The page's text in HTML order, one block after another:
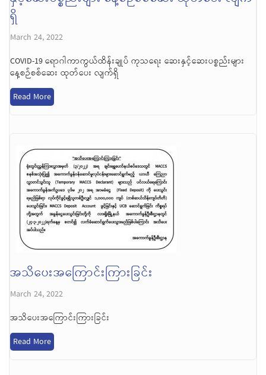
ရှိ
March 24, 2022
COVID-19 ရောဂါကာကွယ်ထိန်းချုပ် ကုသရေး ဆေးနှင့်ဆေးပစ္စည်းများ
နေ့စဉ်စစ်ဆေး ထုတ်ပေး လျက်ရှိ
Read More
အသိပေးအကြောင်းကြားခြင်း
March 24, 2022
အသိပေးအကြောင်းကြားခြင်း
Read More